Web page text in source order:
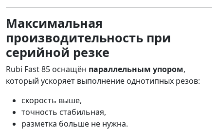
Максимальная
производительность при
серийной резке
Rubi Fast 85 оснащён параллельным упором,
который ускоряет выполнение однотипных резов:
скорость выше,
точность стабильная,
разметка больше не нужна.